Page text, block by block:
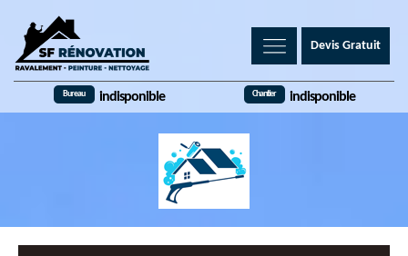
Devis Gratuit
Bureau indisponible Chantier indisponible